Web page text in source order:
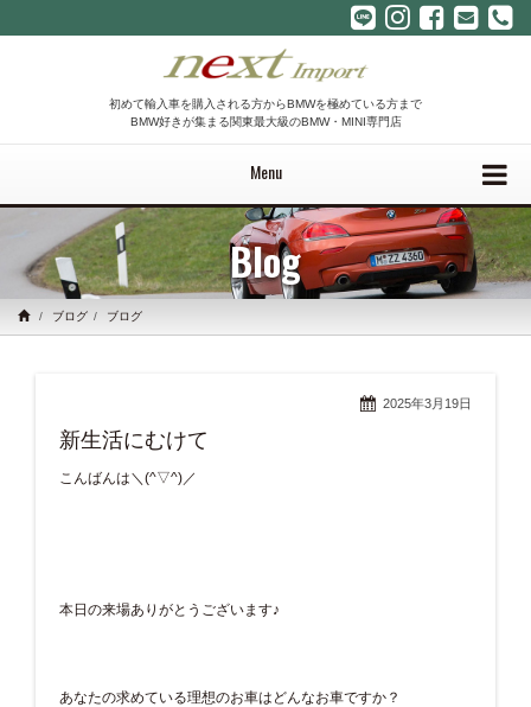
初めて輸入車を購入される方からBMWを極めている方まで
BMW好きが集まる関東最大級のBMW・MINI専門店
Menu
Blog
ブログ ブログ
2025年3月19日
新生活にむけて
こんばんは＼(^▽^)／
本日の来場ありがとうございます♪
あなたの求めている理想のお車はどんなお車ですか？